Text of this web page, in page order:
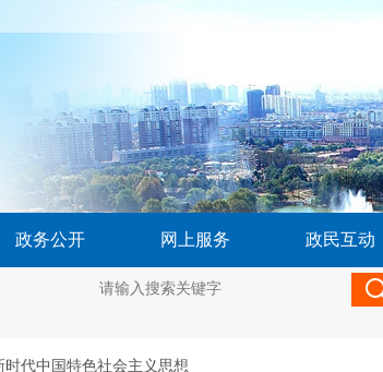
政务公开 网上服务 政民互动
时代中国特色社会主义思想